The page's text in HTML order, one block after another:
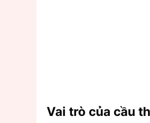
Vai trò của cầu